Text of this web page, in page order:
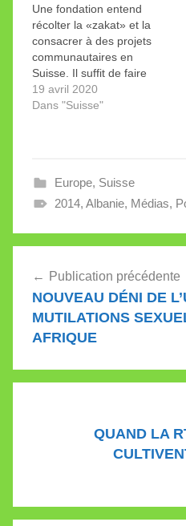
Une fondation entend
récolter la «zakat» et la
consacrer à des projets
communautaires en
Suisse. Il suffit de faire
confiance à son fier
initiateur… Connu pour
Temps par Glenn Ray
qui est (ou qui fut)
19 avril 2020
Dans "Suisse"
Europe, Suisse
2014, Albanie, Médias,
de
l’article
Publication précédente
NOUVEAU DÉNI DE
MUTILATIONS
AFRIQUE
QUAND LA